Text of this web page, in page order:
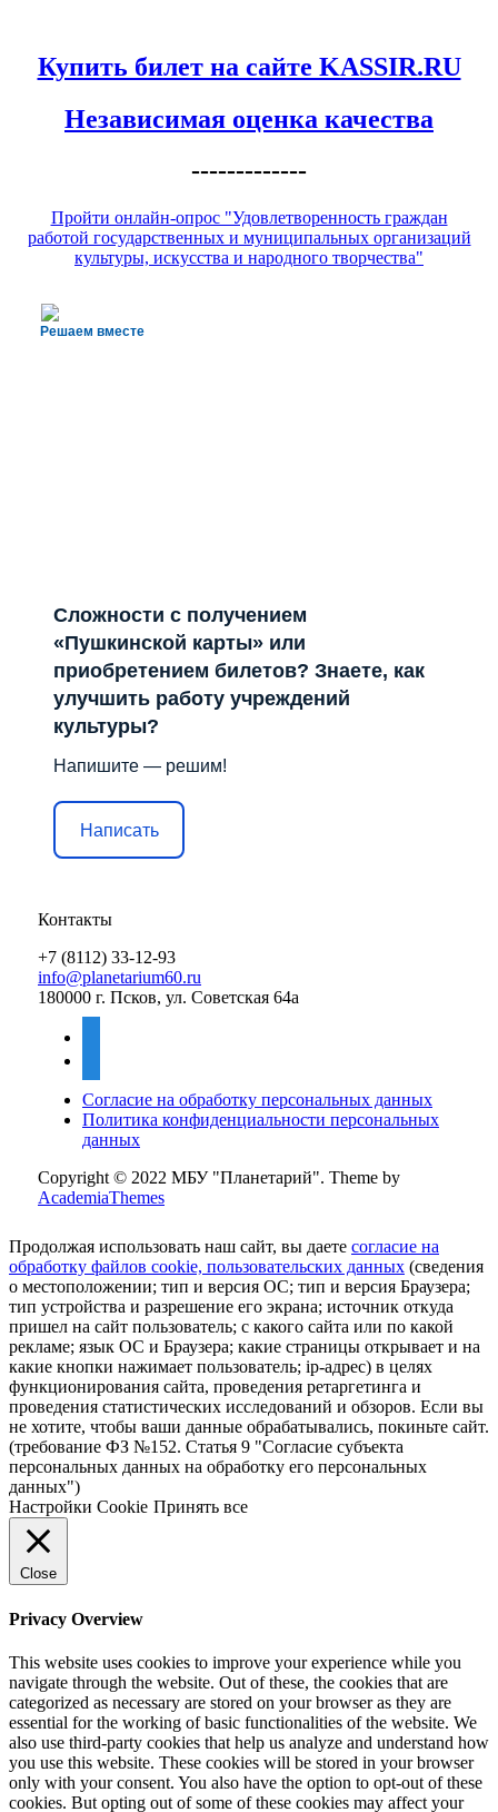
Купить билет на сайте KASSIR.RU
Независимая оценка качества
-------------
Пройти онлайн-опрос "Удовлетворенность граждан
работой государственных и муниципальных организаций
культуры, искусства и народного творчества"
Решаем вместе
Сложности с получением
«Пушкинской карты» или
приобретением билетов? Знаете, как
улучшить работу учреждений
культуры?
Напишите — решим!
Написать
Контакты
+7 (8112) 33-12-93
info@planetarium60.ru
180000 г. Псков, ул. Советская 64а
Согласие на обработку персональных данных
Политика конфиденциальности персональных
данных
Copyright © 2022 МБУ "Планетарий". Theme by
AcademiaThemes
Продолжая использовать наш сайт, вы даете согласие на
обработку файлов cookie, пользовательских данных (сведения
о местоположении; тип и версия ОС; тип и версия Браузера;
тип устройства и разрешение его экрана; источник откуда
пришел на сайт пользователь; с какого сайта или по какой
рекламе; язык ОС и Браузера; какие страницы открывает и на
какие кнопки нажимает пользователь; ip-адрес) в целях
функционирования сайта, проведения ретаргетинга и
проведения статистических исследований и обзоров. Если вы
не хотите, чтобы ваши данные обрабатывались, покиньте сайт.
(требование ФЗ №152. Статья 9 "Согласие субъекта
персональных данных на обработку его персональных
данных")
Настройки Cookie Принять все
Close
Privacy Overview
This website uses cookies to improve your experience while you
navigate through the website. Out of these, the cookies that are
categorized as necessary are stored on your browser as they are
essential for the working of basic functionalities of the website. We
also use third-party cookies that help us analyze and understand how
you use this website. These cookies will be stored in your browser
only with your consent. You also have the option to opt-out of these
cookies. But opting out of some of these cookies may affect your